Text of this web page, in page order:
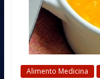
Alimento Medicina